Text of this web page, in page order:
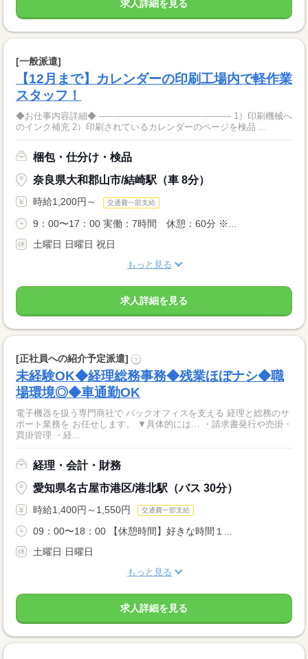
求人詳細を見る
[一般派遣]
【12月まで】カレンダーの印刷工場内で軽作業
スタッフ！
◆お仕事内容詳細◆ ------------------------------------------------ 1）印刷機械へ
のインク補充 2）印刷されているカレンダーのページを検品 ...
梱包・仕分け・検品
奈良県大和郡山市/結崎駅（車 8分）
時給1,200円～ 交通費一部支給
9：00〜17：00 実働：7時間 休憩：60分 ※...
土曜日 日曜日 祝日
もっと見る
求人詳細を見る
[正社員への紹介予定派遣] ?
未経験OK◆経理総務事務◆残業ほぼナシ◆職
場環境◎◆車通勤OK
電子機器を扱う専門商社で バックオフィスを支える 経理と総務のサ
ポート業務を お任せします。 ▼具体的には… ・請求書発行や売掛・
買掛管理 ・経...
経理・会計・財務
愛知県名古屋市港区/港北駅（バス 30分）
時給1,400円～1,550円 交通費一部支給
09：00〜18：00 【休憩時間】好きな時間１...
土曜日 日曜日
もっと見る
求人詳細を見る